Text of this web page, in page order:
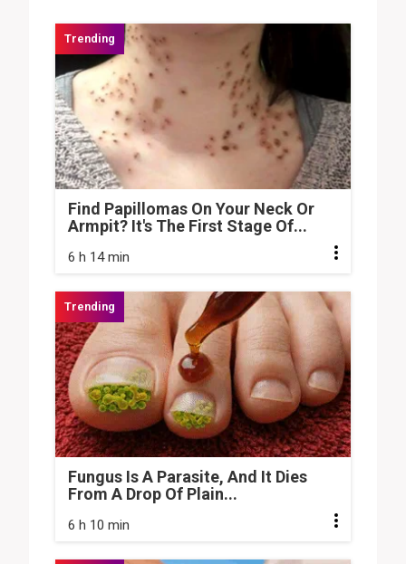
Find Papillomas On Your Neck Or
Armpit? It's The First Stage Of...
6 h 14 min
Fungus Is A Parasite, And It Dies
From A Drop Of Plain...
6 h 10 min